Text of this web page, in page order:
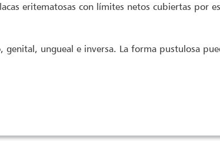
eritematosas con límites netos cubiertas por
ungueal e inversa. La forma pustulosa